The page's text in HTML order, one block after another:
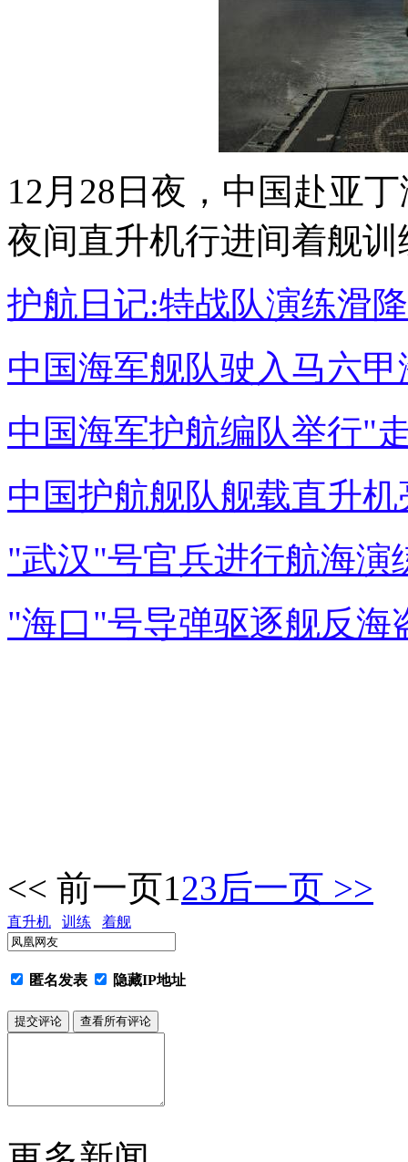
12月28日夜，中国赴亚
夜间直升机行进间着舰
护航日记:特战队演练滑
中国海军舰队驶入马六
中国海军护航编队举行"
中国护航舰队舰载直升
"武汉"号官兵进行航海演
"海口"号导弹驱逐舰反海
<< 前一页123后一页 >>
直升机 训练 着舰
匿名发表 隐藏IP地址